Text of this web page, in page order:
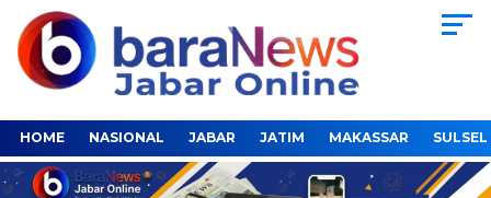
HOME NASIONAL JABAR JATIM MAKASSAR SULSEL